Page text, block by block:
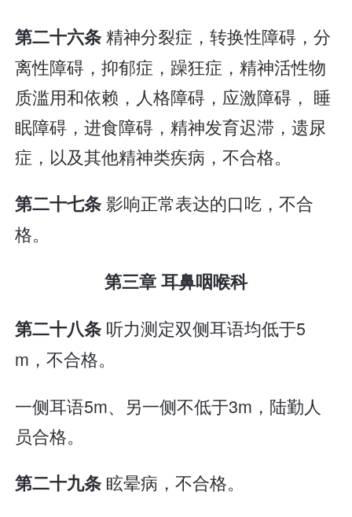
第二十六条精神分裂症，转换性障碍，分
离性障碍，抑郁症，躁狂症，精神活性物
质滥用和依赖，人格障碍，应激障碍， 睡
眠障碍，进食障碍，精神发育迟滞，遗尿
症，以及其他精神类疾病，不合格。
第二十七条影响正常表达的口吃，不合
格。
第三章 耳鼻咽喉科
第二十八条 听力测定双侧耳语均低于5
m，不合格。
一侧耳语5m、另一侧不低于3m，陆勤人
员合格。
第二十九条 眩晕病，不合格。